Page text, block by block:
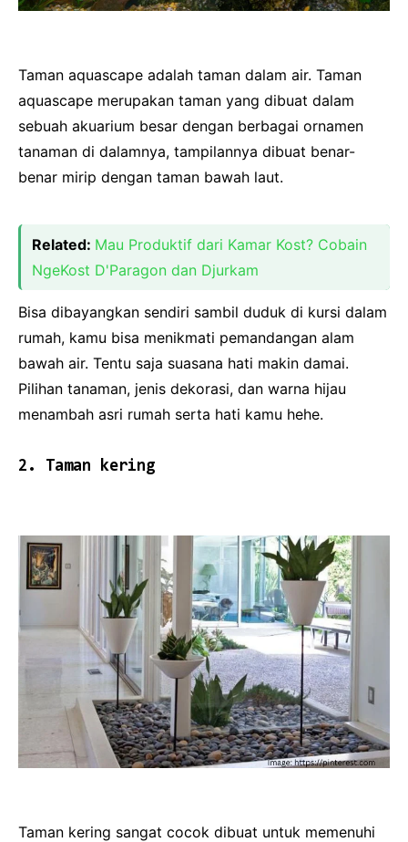
Taman aquascape adalah taman dalam air. Taman
aquascape merupakan taman yang dibuat dalam
sebuah akuarium besar dengan berbagai ornamen
tanaman di dalamnya, tampilannya dibuat benar-
benar mirip dengan taman bawah laut.
Related: Mau Produktif dari Kamar Kost? Cobain
NgeKost D'Paragon dan Djurkam
Bisa dibayangkan sendiri sambil duduk di kursi dalam
rumah, kamu bisa menikmati pemandangan alam
bawah air. Tentu saja suasana hati makin damai.
Pilihan tanaman, jenis dekorasi, dan warna hijau
menambah asri rumah serta hati kamu hehe.
2. Taman kering
Taman kering sangat cocok dibuat untuk memenuhi